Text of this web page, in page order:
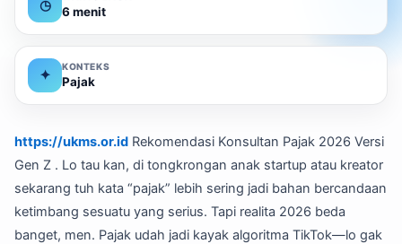
◷ 6 menit
✦
KONTEKS
Pajak
https://ukms.or.id Rekomendasi Konsultan Pajak 2026 Versi
Gen Z . Lo tau kan, di tongkrongan anak startup atau kreator
sekarang tuh kata “pajak” lebih sering jadi bahan bercandaan
ketimbang sesuatu yang serius. Tapi realita 2026 beda
banget, men. Pajak udah jadi kayak algoritma TikTok—lo gak